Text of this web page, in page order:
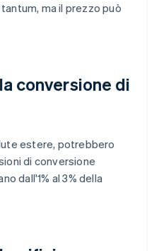
ma il prezzo può
conversione di
estere, potrebbero
di conversione
dall'1% al 3% della